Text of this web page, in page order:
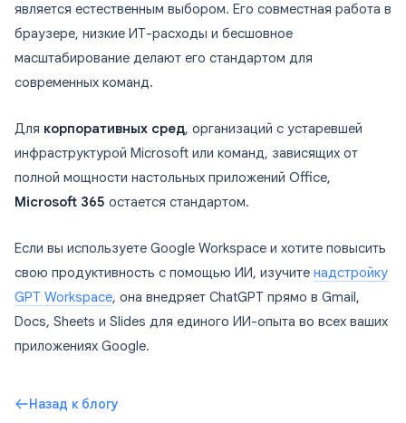
является естественным выбором. Его совместная работа в
браузере, низкие ИТ-расходы и бесшовное
масштабирование делают его стандартом для
современных команд.
Для корпоративных сред, организаций с устаревшей
инфраструктурой Microsoft или команд, зависящих от
полной мощности настольных приложений Office,
Microsoft 365 остается стандартом.
Если вы используете Google Workspace и хотите повысить
свою продуктивность с помощью ИИ, изучите надстройку
GPT Workspace, она внедряет ChatGPT прямо в Gmail,
Docs, Sheets и Slides для единого ИИ-опыта во всех ваших
приложениях Google.
Назад к блогу